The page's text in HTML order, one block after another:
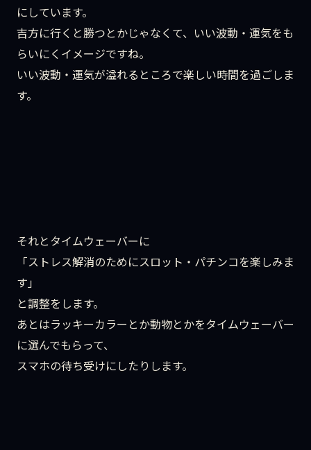
にしています。
吉方に行くと勝つとかじゃなくて、いい波動・運気をも
らいにくイメージですね。
いい波動・運気が溢れるところで楽しい時間を過ごしま
す。
それとタイムウェーバーに
「ストレス解消のためにスロット・パチンコを楽しみま
す」
と調整をします。
あとはラッキーカラーとか動物とかをタイムウェーバー
に選んでもらって、
スマホの待ち受けにしたりします。